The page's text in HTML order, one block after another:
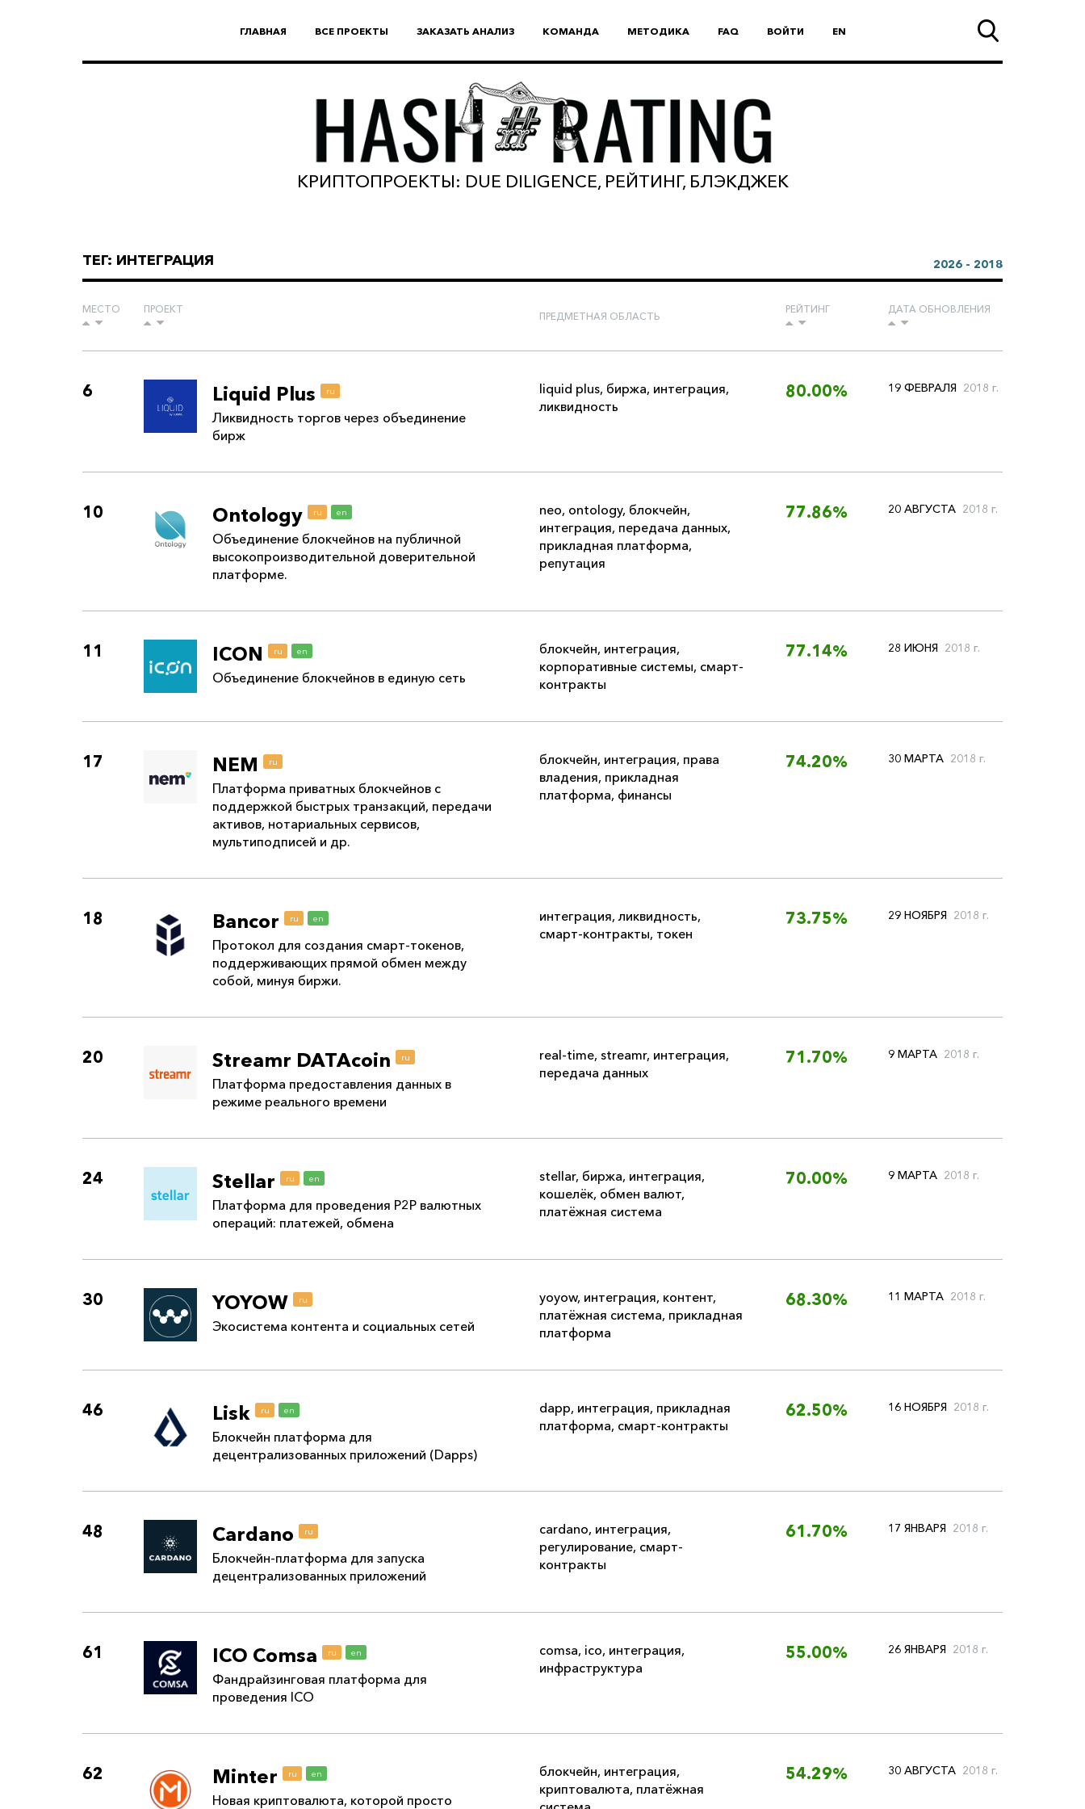
ГЛАВНАЯ ВСЕ ПРОЕКТЫ ЗАКАЗАТЬ АНАЛИЗ КОМАНДА МЕТОДИКА FAQ ВОЙТИ EN
КРИПТОПРОЕКТЫ: DUE DILIGENCE, РЕЙТИНГ, БЛЭКДЖЕК
ТЕГ: ИНТЕГРАЦИЯ 2026 - 2018
МЕСТО ПРОЕКТ
ПРЕДМЕТНАЯ ОБЛАСТЬ
РЕЙТИНГ ДАТА ОБНОВЛЕНИЯ
6 Liquid Plus ru
Ликвидность торгов через объединение
бирж
liquid plus, биржа, интеграция,
ликвидность
80.00% 19 ФЕВРАЛЯ 2018 г.
10 Ontology ru en
Объединение блокчейнов на публичной
высокопроизводительной доверительной
платформе.
neo, ontology, блокчейн,
интеграция, передача данных,
прикладная платформа,
репутация
77.86% 20 АВГУСТА 2018 г.
11 ICON ru en
Объединение блокчейнов в единую сеть
блокчейн, интеграция,
корпоративные системы, смарт-
контракты
77.14% 28 ИЮНЯ 2018 г.
17 NEM ru
Платформа приватных блокчейнов с
поддержкой быстрых транзакций, передачи
активов, нотариальных сервисов,
мультиподписей и др.
блокчейн, интеграция, права
владения, прикладная
платформа, финансы
74.20% 30 МАРТА 2018 г.
18 Bancor ru en
Протокол для создания смарт-токенов,
поддерживающих прямой обмен между
собой, минуя биржи.
интеграция,ликвидность,
смарт-контракты, токен
73.75% 29 НОЯБРЯ 2018 г.
20 Streamr DATAcoin ru
Платформа предоставления данных в
режиме реального времени
real-time, streamr, интеграция,
передача данных
71.70% 9 МАРТА 2018 г.
24 Stellar ru en
Платформа для проведения P2P валютных
операций: платежей, обмена
stellar, биржа, интеграция,
кошелёк, обмен валют,
платёжная система
70.00% 9 МАРТА 2018 г.
30 YOYOW ru
Экосистема контента и социальных сетей
yoyow, интеграция, контент,
платёжная система, прикладная
платформа
68.30% 11 МАРТА 2018 г.
46 Lisk ru en
Блокчейн платформа для
децентрализованных приложений (Dapps)
dapp, интеграция, прикладная
платформа, смарт-контракты
62.50% 16 НОЯБРЯ 2018 г.
48 Cardano ru
Блокчейн-платформа для запуска
децентрализованных приложений
cardano, интеграция,
регулирование, смарт-
контракты
61.70% 17 ЯНВАРЯ 2018 г.
61 ICO Comsa ru en
Фандрайзинговая платформа для
проведения ICO
comsa, ico, интеграция,
инфраструктура
55.00% 26 ЯНВАРЯ 2018 г.
62 Minter ru en
Новая криптовалюта, которой просто
блокчейн, интеграция,
криптовалюта, платёжная
54.29% 30 АВГУСТА 2018 г.